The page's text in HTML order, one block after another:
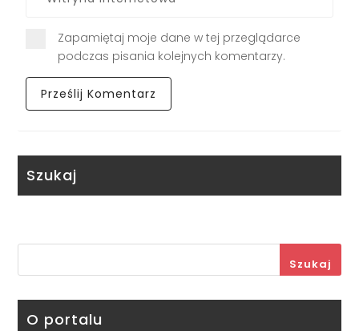
Zapamiętaj moje dane w tej przeglądarce
podczas pisania kolejnych komentarzy.
Szukaj
Szukaj
O portalu